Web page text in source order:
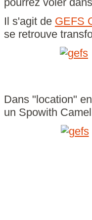
Il s'agit de GEFS
se retrouve
Dans "location"
un Spowith